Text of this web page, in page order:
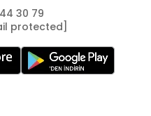
30 79
protected]